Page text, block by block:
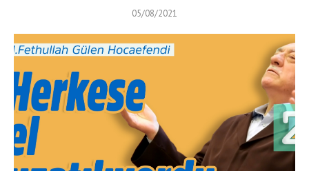
05/08/2021